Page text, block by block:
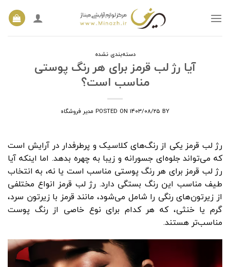
دسته‌بندی نشده
آیا رژ لب قرمز برای هر رنگ پوستی
مناسب است؟
POSTED ON ۱۴۰۳/۰۸/۲۵ BY مدیر فروشگاه
رژ لب قرمز یکی از رنگ‌های کلاسیک و پرطرفدار در آرایش است
که می‌تواند جلوه‌ای جسورانه و زیبا به چهره بدهد. اما اینکه آیا
رژ لب قرمز برای هر رنگ پوستی مناسب است یا نه، به انتخاب
طیف مناسب این رنگ بستگی دارد. رژ لب قرمز انواع مختلفی
از زیرتون‌های رنگی را شامل می‌شود، مانند قرمز با زیرتون سرد،
گرم یا خنثی، که هر کدام برای نوع خاصی از رنگ پوست
مناسب‌تر هستند.